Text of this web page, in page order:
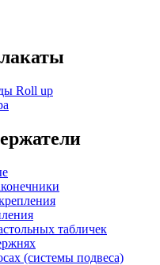
Roll up
табличек
(системы подвеса)